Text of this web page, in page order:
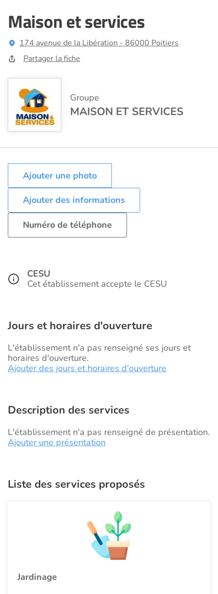
Maison et services
174 avenue de la Libération - 86000 Poitiers
Partager la fiche
Groupe
MAISON ET SERVICES
Ajouter des informations
Numéro de téléphone
CESU
Cet établissement accepte le CESU
Jours et horaires d'ouverture
L'établissement n'a pas renseigné ses jours et
horaires d'ouverture.
Ajouter des jours et horaires d'ouverture
Description des services
L'établissement n'a pas renseigné de présentation.
Ajouter une présentation
Liste des services proposés
Jardinage